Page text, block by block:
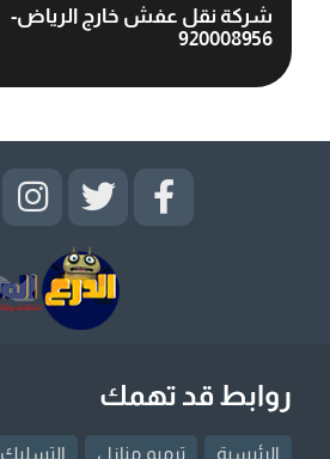
شركة نقل عفش خارج الرياض-
920008956
روابط قد تهمك
الرئيسية ترميم منازل التسليك